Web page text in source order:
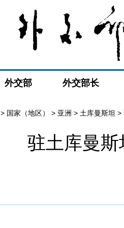
外交部 外交部长
> 国家（地区） > 亚洲 > 土库曼斯坦 >
驻土库曼